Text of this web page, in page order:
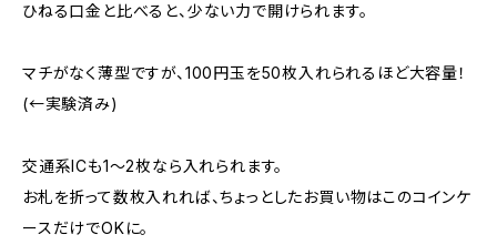
ひねる口金と比べると、少ない力で開けられます。
マチがなく薄型ですが、100円玉を50枚入れられるほど大容量！
(←実験済み)
交通系ICも1〜2枚なら入れられます。
お札を折って数枚入れれば、ちょっとしたお買い物はこのコインケ
ースだけでOKに。